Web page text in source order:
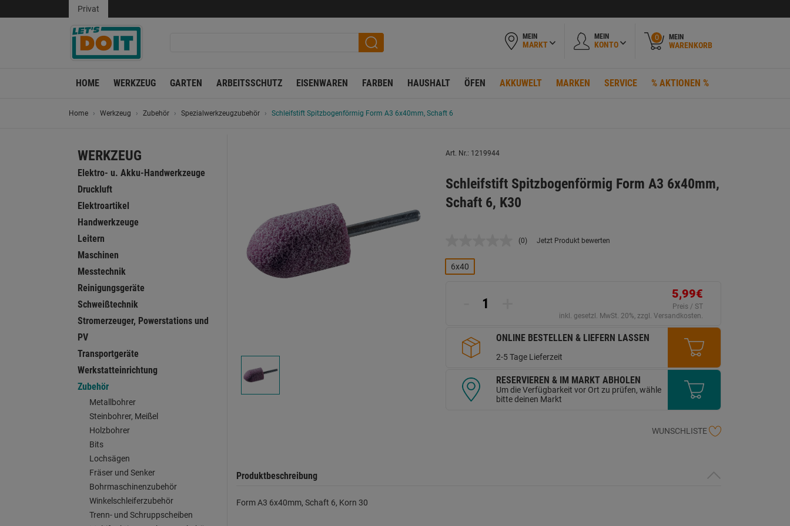
Privat
MEIN
MARKT
MEIN
KONTO
0 MEIN
WARENKORB
HOME WERKZEUG GARTEN ARBEITSSCHUTZ EISENWAREN FARBEN HAUSHALT ÖFEN AKKUWELT MARKEN SERVICE % AKTIONEN %
Home Werkzeug Zubehör Spezialwerkzeugzubehör Schleifstift Spitzbogenförmig Form A3 6x40mm, Schaft 6
WERKZEUG
Elektro- u. Akku-Handwerkzeuge
Druckluft
Elektroartikel
Handwerkzeuge
Leitern
Maschinen
Messtechnik
Reinigungsgeräte
Schweißtechnik
Stromerzeuger, Powerstations und
PV
Transportgeräte
Werkstatteinrichtung
Zubehör
Metallbohrer
Steinbohrer, Meißel
Holzbohrer
Bits
Lochsägen
Fräser und Senker
Bohrmaschinenzubehör
Winkelschleiferzubehör
Trenn- und Schruppscheiben
Art. Nr.: 1219944
Schleifstift Spitzbogenförmig Form A3 6x40mm,
Schaft 6, K30
Kein
(0) Jetzt Produkt bewerten
6x40
5,99€
Preis / ST
inkl. gesetzl. MwSt. 20%, zzgl. Versandkosten.
ONLINE BESTELLEN & LIEFERN LASSEN
2-5 Tage Lieferzeit
RESERVIEREN & IM MARKT ABHOLEN
Um die Verfügbarkeit vor Ort zu prüfen, wähle
bitte deinen Markt
WUNSCHLISTE
Produktbeschreibung
Form A3 6x40mm, Schaft 6, Korn 30